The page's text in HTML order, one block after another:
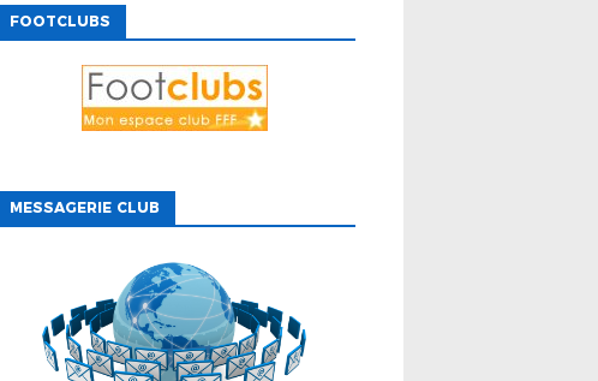
FOOTCLUBS
MESSAGERIE CLUB